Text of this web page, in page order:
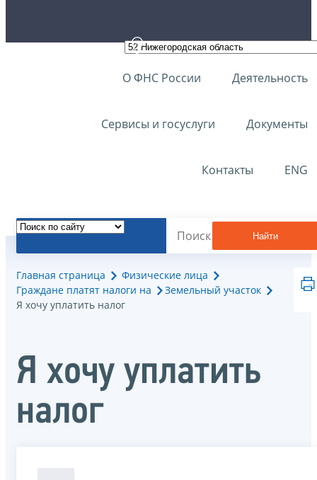
О ФНС России Деятельность
Сервисы и госуслуги Документы
Контакты ENG
Найти
Главная страница
Физические лица
Граждане платят налоги на
Земельный участок
Я хочу уплатить налог
Я хочу уплатить
налог